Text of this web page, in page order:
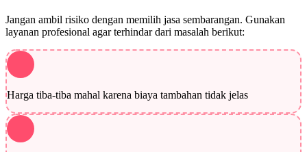
Jangan ambil risiko dengan memilih jasa sembarangan. Gunakan
layanan profesional agar terhindar dari masalah berikut:
Harga tiba-tiba mahal karena biaya tambahan tidak jelas